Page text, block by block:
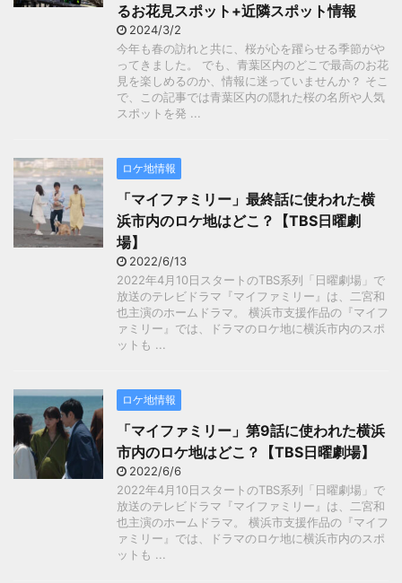
るお花見スポット+近隣スポット情報
2024/3/2
今年も春の訪れと共に、桜が心を躍らせる季節がや
ってきました。 でも、青葉区内のどこで最高のお花
見を楽しめるのか、情報に迷っていませんか？ そこ
で、この記事では青葉区内の隠れた桜の名所や人気
スポットを発 ...
ロケ地情報
「マイファミリー」最終話に使われた横
浜市内のロケ地はどこ？【TBS日曜劇
場】
2022/6/13
2022年4月10日スタートのTBS系列「日曜劇場」で
放送のテレビドラマ『マイファミリー』は、二宮和
也主演のホームドラマ。 横浜市支援作品の『マイフ
ァミリー』では、ドラマのロケ地に横浜市内のスポ
ットも ...
ロケ地情報
「マイファミリー」第9話に使われた横浜
市内のロケ地はどこ？【TBS日曜劇場】
2022/6/6
2022年4月10日スタートのTBS系列「日曜劇場」で
放送のテレビドラマ『マイファミリー』は、二宮和
也主演のホームドラマ。 横浜市支援作品の『マイフ
ァミリー』では、ドラマのロケ地に横浜市内のスポ
ットも ...